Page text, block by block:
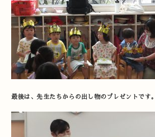
最後は、先生たちからの出し物のプレゼントです。